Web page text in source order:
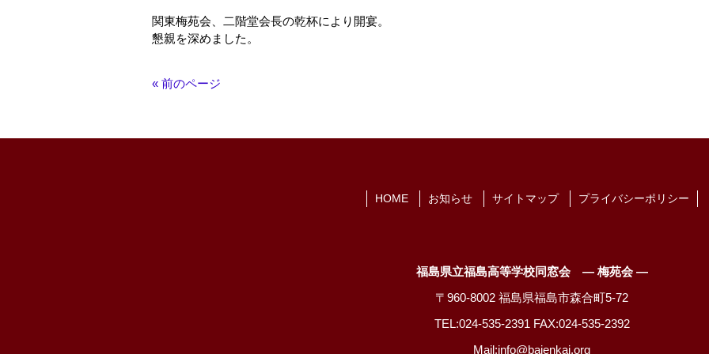
関東梅苑会、二階堂会長の乾杯により開宴。
懇親を深めました。
« 前のページ
HOME お知らせ サイトマップ プライバシーポリシー
福島県立福島高等学校同窓会 ― 梅苑会 ―
〒960-8002 福島県福島市森合町5-72
TEL:024-535-2391 FAX:024-535-2392
Mail:info@baienkai.org